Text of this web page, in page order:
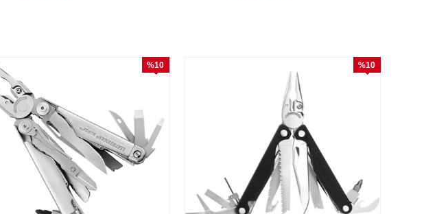
%10
%10